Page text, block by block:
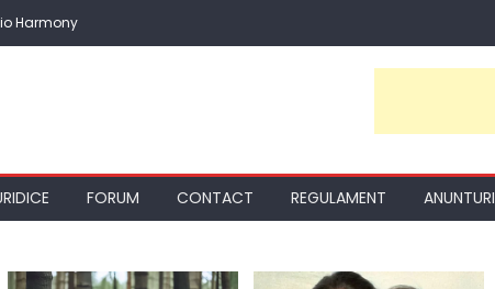
Harmony
FORUM CONTACT REGULAMENT ANUNTURI